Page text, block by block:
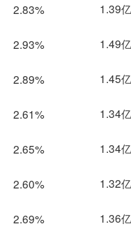
2.83% 1.39亿
2.93% 1.49亿
2.89% 1.45亿
2.61% 1.34亿
2.65% 1.34亿
2.60% 1.32亿
2.69% 1.36亿